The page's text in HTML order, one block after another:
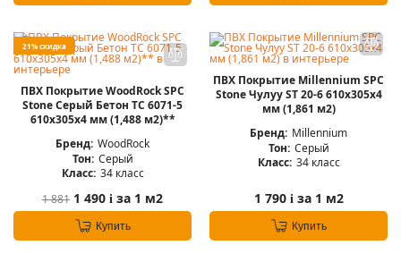
21% скидка
ПВХ Покрытие WoodRock SPC
Stone Серый Бетон TC 6071-5
610х305х4 мм (1,488 м2)**
Бренд: WoodRock
Тон: Серый
Класс: 34 класс
1 881 1 490 i за 1 м2
Купить
ПВХ Покрытие Millennium SPC
Stone Чулуу ST 20-6 610х305х4
мм (1,861 м2)
Бренд: Millennium
Тон: Серый
Класс: 34 класс
1 790 iза 1 м2
Купить